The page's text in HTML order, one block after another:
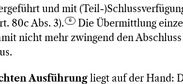
und mit
80c Abs. 3).
Die Übermittlung
nicht mehr zwingend den Abschluss
Ausführung liegt auf der Hand: